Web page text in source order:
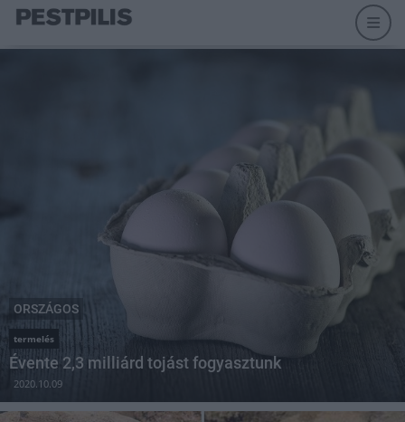
ORSZÁGOS
termelés
Évente 2,3 milliárd tojást fogyasztunk
2020.10.09